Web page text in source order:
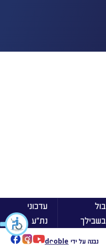
בול
בשבילך
עדכוני
נת״ע
נבנה על ידי dooble